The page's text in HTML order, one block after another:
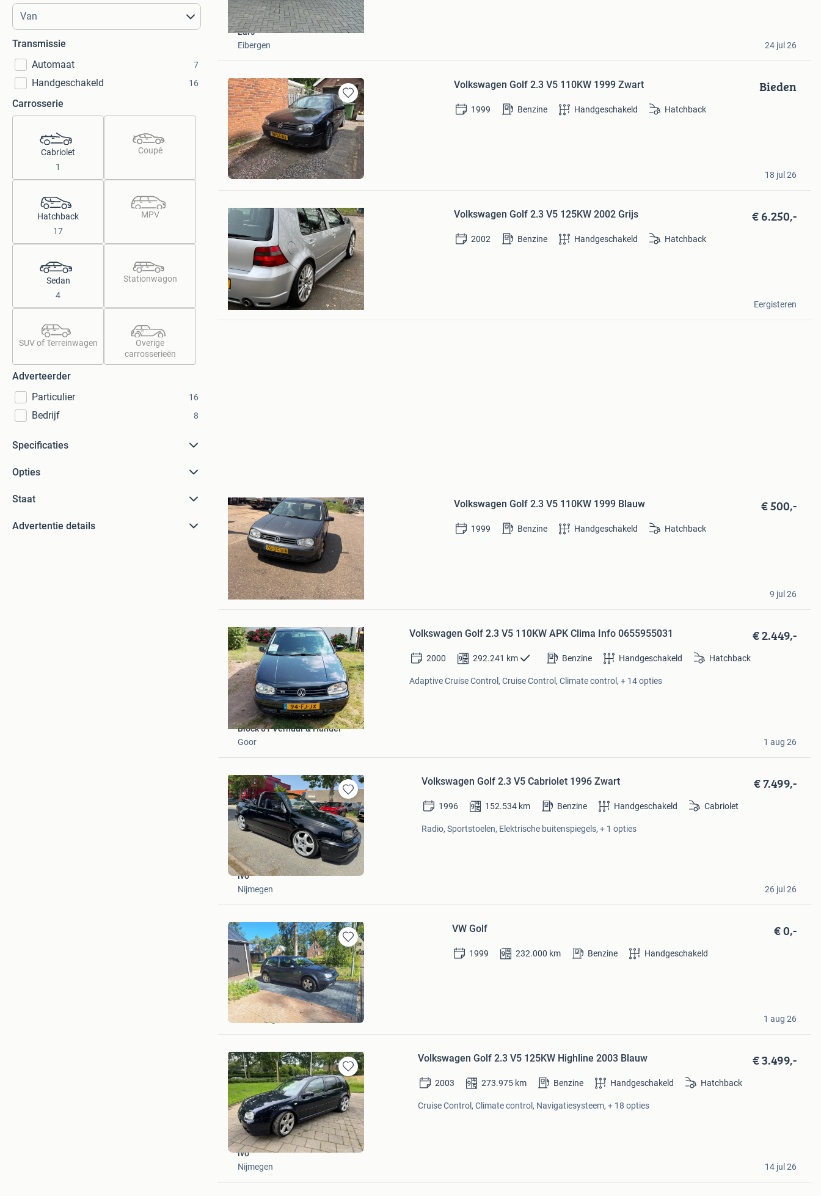
Transmissie
Automaat
7
Handgeschakeld 16
Carrosserie
Cabriolet
1
Coupé
Hatchback
17
MPV
Sedan
4
Stationwagon
SUV of Terreinwagen
Overige
carrosserieën
Adverteerder
Particulier
16
Bedrijf 8
Specificaties
Opties
Staat
Advertentie details
Lars
Eibergen
24 jul 26
Bewaren
in
Mijn
Favorieten
Volkswagen Golf 2.3 V5 110KW 1999 Zwart Bieden
1999 Benzine Handgeschakeld Hatchback
Robin
Nieuwendijk
18 jul 26
Mijn
Favorieten
Volkswagen Golf 2.3 V5 125KW 2002 Grijs € 6.250,-
2002 Benzine Handgeschakeld Hatchback
Tarik tas fernandez
Sliedrecht
Eergisteren
Mijn
Favorieten
Volkswagen Golf 2.3 V5 110KW 1999 Blauw € 500,-
1999 Benzine Handgeschakeld Hatchback
renatejongejans
Hellevoetsluis
9 jul 26
Mijn
Favorieten
Volkswagen Golf 2.3 V5 110KW APK Clima Info 0655955031 € 2.449,-
2000 292.241 km Benzine Handgeschakeld Hatchback
Adaptive Cruise Control, Cruise Control, Climate control, + 14 opties
Block 81 Verhuur & Handel
Goor
1 aug 26
Bewaren
in
Mijn
Favorieten
Volkswagen Golf 2.3 V5 Cabriolet 1996 Zwart € 7.499,-
1996 152.534 km Benzine Handgeschakeld Cabriolet
Radio, Sportstoelen, Elektrische buitenspiegels, + 1 opties
lvo
Nijmegen
26 jul 26
Bewaren
in
Mijn
Favorieten
VW Golf € 0,-
1999 232.000 km Benzine Handgeschakeld
Annemieke Teertstra
Minnertsga
1 aug 26
Bewaren
in
Mijn
Favorieten
Volkswagen Golf 2.3 V5 125KW Highline 2003 Blauw € 3.499,-
2003 273.975 km Benzine Handgeschakeld Hatchback
Cruise Control, Climate control, Navigatiesysteem, + 18 opties
lvo
Nijmegen
14 jul 26